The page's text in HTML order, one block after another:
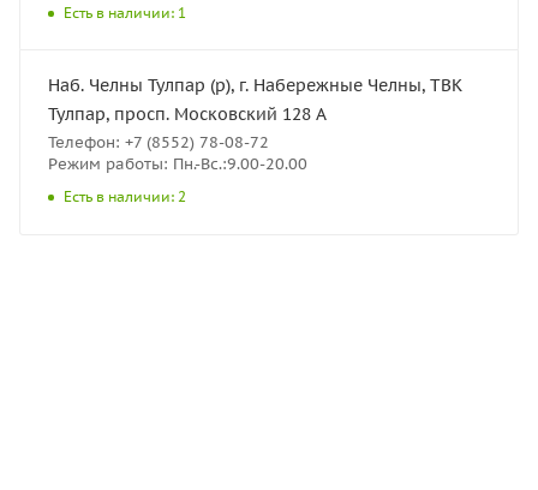
Есть в наличии: 1
Наб. Челны Тулпар (р), г. Набережные Челны, ТВК
Тулпар, просп. Московский 128 А
Телефон: +7 (8552) 78-08-72
Режим работы: Пн.-Вс.:9.00-20.00
Есть в наличии: 2